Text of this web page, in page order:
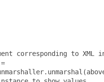
corresponding to XML